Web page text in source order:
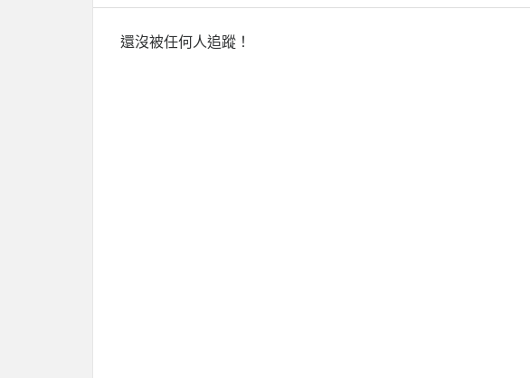
還沒被任何人追蹤！